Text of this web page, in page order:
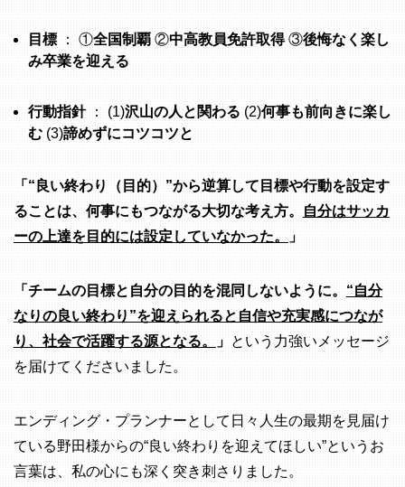
目標 ： ①全国制覇 ②中高教員免許取得③後悔なく楽し
み卒業を迎える
行動指針 ： (1)沢山の人と関わる (2)何事も前向きに楽し
む (3)諦めずにコツコツと
「“良い終わり（目的）”から逆算して目標や行動を設定す
ることは、何事にもつながる大切な考え方。
自分はサッカ
ーの上達を目的には設定していなかった。
」
「チームの目標と自分の目的を混同しないように。 “自分
なりの良い終わり”を迎えられると自信や充実感につなが
り、社会で活躍する源となる。
」 という力強いメッセージ
を届けてくださいました。
エンディング・プランナーとして日々人生の最期を見届け
ている野田様からの“良い終わりを迎えてほしい”というお
言葉は、私の心にも深く突き刺さりました。